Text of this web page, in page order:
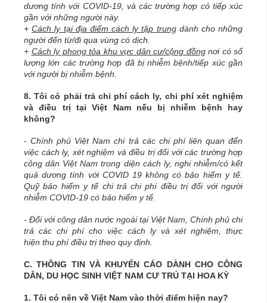
dương tính với COVID-19, và các trường hợp có tiếp xúc
gần với những người này.
+Cách ly tại địa điểm cách ly tập trungdành cho những
người đến từ/đi qua vùng có dịch.
+ Cách ly phong tỏa khu vực dân cư/cộng đồngnơi có số
lượng lớn các trường hợp đã bị nhiễm bệnh/tiếp xúc gần
với người bị nhiễm bệnh.
8. Tôi có phải trả chi phí cách ly, chi phí xét nghiệm
và điều trị tại Việt Nam nếu bị nhiễm bệnh hay
không?
- Chính phủ Việt Nam chi trả các chi phí liên quan đến
việc cách ly, xét nghiệm và điều trị đối với các trường hợp
công dân Việt Nam trong diện cách ly, nghi nhiễm/có kết
quả dương tính với COVID 19 không có bảo hiểm y tế.
Quỹ bảo hiểm y tế chi trả chi phí điều trị đối với người
nhiễm COVID-19 có bảo hiểm y tế.
- Đối với công dân nước ngoài tại Việt Nam, Chính phủ chi
trả các chi phí cho việc cách ly và xét nghiệm, thực
hiện thu phí điều trị theo quy định.
C. THÔNG TIN VÀ KHUYẾN CÁO DÀNH CHO CÔNG
DÂN, DU HỌC SINH VIỆT NAM CƯ TRÚ TẠI HOA KỲ
1. Tôi có nên về Việt Nam vào thời điểm hiện nay?